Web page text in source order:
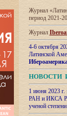
Журнал
период 2021-
Журнал
4-6 октября
Латинской
НОВОСТИ
1 июня 2023
РАН и ИКСА
ученой